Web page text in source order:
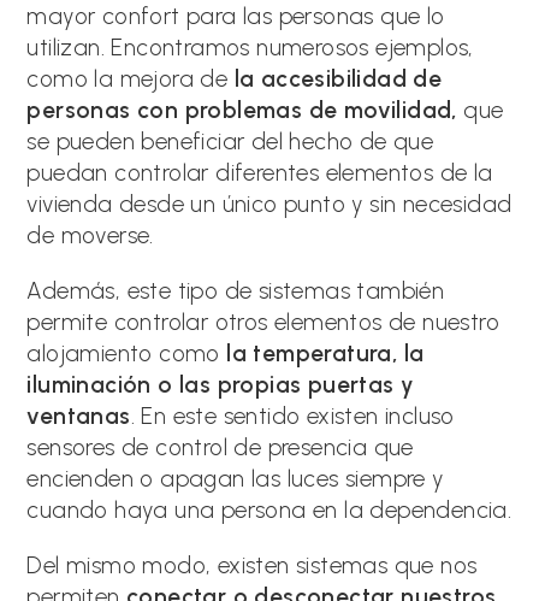
mayor confort para las personas que lo
utilizan. Encontramos numerosos ejemplos,
como la mejora de la accesibilidad de
personas con problemas de movilidad, que
se pueden beneficiar del hecho de que
puedan controlar diferentes elementos de la
vivienda desde un único punto y sin necesidad
de moverse.
Además, este tipo de sistemas también
permite controlar otros elementos de nuestro
alojamiento como la temperatura, la
iluminación o las propias puertas y
ventanas . En este sentido existen incluso
sensores de control de presencia que
encienden o apagan las luces siempre y
cuando haya una persona en la dependencia.
Del mismo modo, existen sistemas que nos